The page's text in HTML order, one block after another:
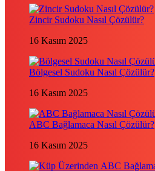
Zincir Sudoku Nasıl Çözülür?
16 Kasım 2025
Bölgesel Sudoku Nasıl Çözülür?
16 Kasım 2025
ABC Bağlamaca Nasıl Çözülür?
16 Kasım 2025